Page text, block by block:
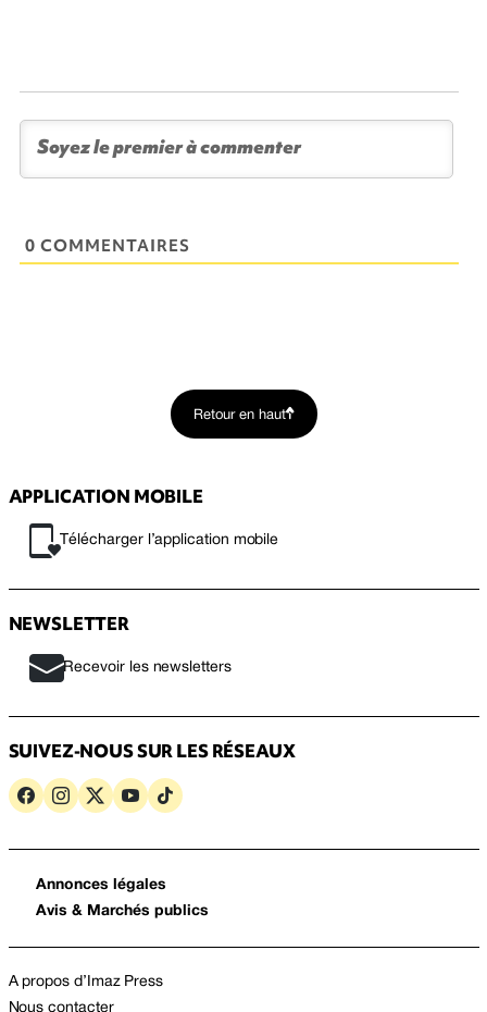
0 COMMENTAIRES
Retour en haut
APPLICATION MOBILE
Télécharger l’application mobile
NEWSLETTER
Recevoir les newsletters
SUIVEZ-NOUS SUR LES RÉSEAUX
Annonces légales
Avis & Marchés publics
A propos d’Imaz Press
Nous contacter